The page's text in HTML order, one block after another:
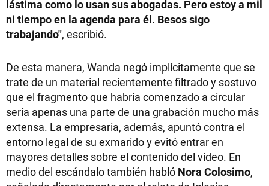
lástima como lo usan sus abogadas. Pero estoy a mil
ni tiempo en la agenda para él. Besos sigo
trabajando", escribió.
De esta manera, Wanda negó implícitamente que se
trate de un material recientemente filtrado y sostuvo
que el fragmento que habría comenzado a circular
sería apenas una parte de una grabación mucho más
extensa. La empresaria, además, apuntó contra el
entorno legal de su exmarido y evitó entrar en
mayores detalles sobre el contenido del video. En
medio del escándalo también habló Nora Colosimo,